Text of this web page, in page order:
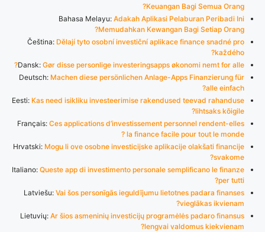
Keuangan Bagi Semua Orang?
Bahasa Melayu: Adakah Aplikasi Pelaburan Peribadi Ini
Memudahkan Kewangan Bagi Setiap Orang?
Čeština: Dělají tyto osobní investiční aplikace finance snadné pro
každého?
Dansk: Gør disse personlige investeringsapps økonomi nemt for alle?
Deutsch: Machen diese persönlichen Anlage-Apps Finanzierung für
alle einfach?
Eesti: Kas need isikliku investeerimise rakendused teevad rahanduse
lihtsaks kõigile?
Français: Ces applications d’investissement personnel rendent-elles
la finance facile pour tout le monde ?
Hrvatski: Mogu li ove osobne investicijske aplikacije olakšati financije
svakome?
Italiano: Queste app di investimento personale semplificano le finanze
per tutti?
Latviešu: Vai šos personīgās ieguldījumu lietotnes padara finanses
vieglākas ikvienam?
Lietuvių: Ar šios asmeninių investicijų programėlės padaro finansus
lengvai valdomus kiekvienam?